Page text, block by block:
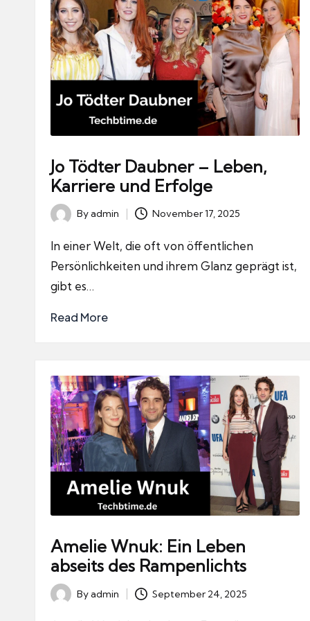
Jo Tödter Daubner – Leben,
Karriere und Erfolge
Posted
by
Byadmin November 17, 2025
In einer Welt, die oft von öffentlichen
Persönlichkeiten und ihrem Glanz geprägt ist,
gibt es…
Read More
Amelie Wnuk: Ein Leben
abseits des Rampenlichts
Posted
Byadmin September 24, 2025